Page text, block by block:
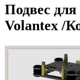
Подвес
Volantex /